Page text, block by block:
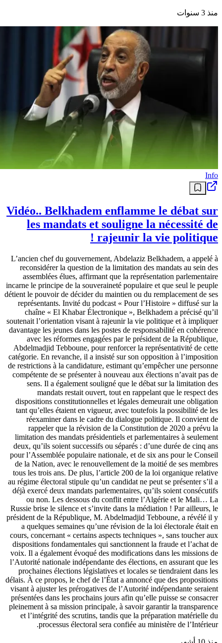
منذ 3 سنوات
Info
Vidéo.. Belkhadem enflamme le débat sur
les mandats et souligne la nécessité de
rajeunir la vie politique !
L’ancien chef du gouvernement, Abdelaziz Belkhadem, a appelé à
reconsidérer la question de la limitation des mandats au sein des
assemblées élues, affirmant que la représentation parlementaire
incarne le principe de la souveraineté populaire et que seul le peuple
détient le pouvoir de décider du maintien ou du remplacement de ses
représentants. Invité du podcast « Pour l’Histoire » diffusé sur la
chaîne « El Khabar Électronique », Belkhadem a précisé qu’il
soutenait l’orientation visant à rajeunir la vie politique et à impliquer
davantage les jeunes dans les postes de responsabilité en cohérence
avec les réformes engagées par le président de la République,
Abdelmadjid Tebboune, pour renforcer la représentativité de cette
catégorie. En revanche, il a insisté sur son opposition à l’imposition
de restrictions à la candidature, estimant qu’empêcher une personne
compétente de se présenter à nouveau aux élections n’avait pas de
sens. Il a également souligné que le débat sur la limitation des
mandats restait ouvert, tout en rappelant que le respect des
dispositions constitutionnelles et légales demeurait une obligation
tant qu’elles étaient en vigueur, avec toutefois la possibilité de les
réexaminer dans le cadre du dialogue politique. Il convient de
rappeler que la révision de la Constitution de 2020 a prévu la
limitation des mandats présidentiels et parlementaires à seulement
deux, qu’ils soient successifs ou séparés : d’une durée de cinq ans
pour l’Assemblée populaire nationale, et de six ans pour le Conseil
de la Nation, avec le renouvellement de la moitié de ses membres
tous les trois ans. De plus, l’article 200 de la loi organique relative
au régime électoral stipule qu’un candidat ne peut se présenter s’il a
déjà exercé deux mandats parlementaires, qu’ils soient consécutifs
ou non. Les dessous du conflit entre l’Algérie et le Mali… La
Russie brise le silence et s’invite dans la médiation ! Par ailleurs, le
président de la République, M. Abdelmadjid Tebboune, a révélé il y
a quelques semaines qu’une révision de la loi électorale était en
cours, concernant « certains aspects techniques », sans toucher aux
dispositions fondamentales qui sanctionnent la fraude et l’achat de
voix. Il a également évoqué des modifications dans les missions de
l’Autorité nationale indépendante des élections, en assurant que les
prochaines élections législatives et locales se tiendraient dans les
délais. À ce propos, le chef de l’État a annoncé que des propositions
visant à ajuster les prérogatives de l’Autorité indépendante seraient
présentées dans les prochains jours afin qu’elle puisse se consacrer
pleinement à sa mission principale, à savoir garantir la transparence
et l’intégrité des scrutins, tandis que la préparation matérielle du
processus électoral sera confiée au ministère de l’Intérieur.